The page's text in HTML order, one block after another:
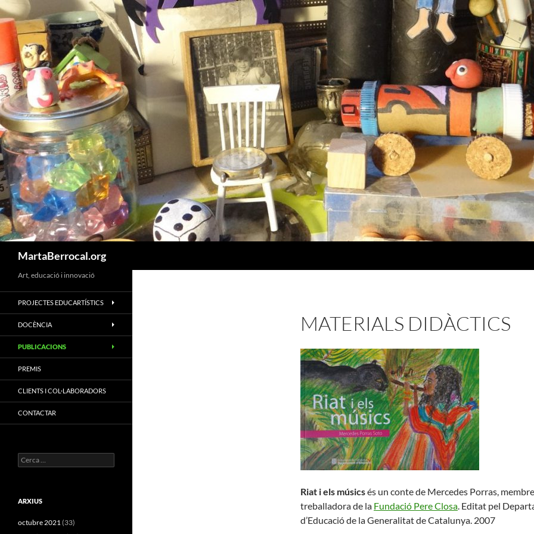
Vés
al
contingut
MartaBerrocal.org
MATERIALS DIDÀCTICS
Riat i els músicsés un conte de Mercedes Porras,
treballadora de la Fundació Pere Closa. Editat pel
d’Educació de la Generalitat de Catalunya. 2007
Art, educació i innovació
PROJECTES EDUCARTÍSTICS
DOCÈNCIA
PUBLICACIONS
PREMIS
CLIENTS I COL·LABORADORS
CONTACTAR
Cerca:
ARXIUS
octubre 2021(33)